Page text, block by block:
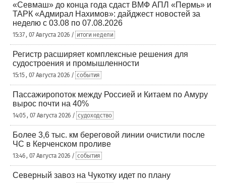
«Севмаш» до конца года сдаст ВМФ АПЛ «Пермь» и
ТАРК «Адмирал Нахимов»: дайджест новостей за
неделю с 03.08 по 07.08.2026
15:37 , 07 Августа 2026 / итоги недели
Регистр расширяет комплексные решения для
судостроения и промышленности
15:15 , 07 Августа 2026 / события
Пассажиропоток между Россией и Китаем по Амуру
вырос почти на 40%
14:05 , 07 Августа 2026 / судоходство
Более 3,6 тыс. км береговой линии очистили после
ЧС в Керченском проливе
13:46 , 07 Августа 2026 / события
Северный завоз на Чукотку идет по плану